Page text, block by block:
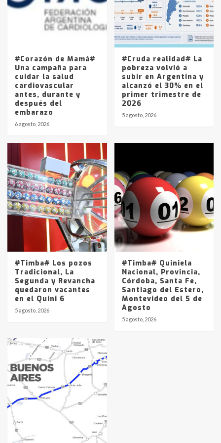
Los precios de los combustibles en
La Pampa, desde YPF hasta Axion
entre 857 a 1338 pesos
#Corazón de Mamá#
Una campaña para
cuidar la salud
cardiovascular
antes, durante y
después del
embarazo
6 agosto, 2026
#Cruda realidad# La
pobreza volvió a
subir en Argentina y
alcanzó el 30% en el
primer trimestre de
2026
5 agosto, 2026
#Timba# Los pozos
Tradicional, La
Segunda y Revancha
quedaron vacantes
en el Quini 6
5 agosto, 2026
#Timba# Quiniela
Nacional, Provincia,
Córdoba, Santa Fe,
Santiago del Estero,
Montevideo del 5 de
Agosto
5 agosto, 2026